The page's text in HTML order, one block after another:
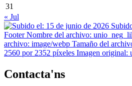
31
« Jul
Contacta'ns